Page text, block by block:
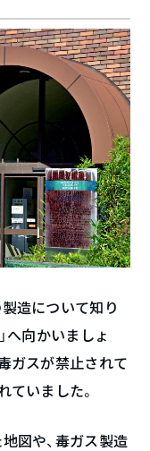
造について知り
へ向かいましょ
ガスが禁止されて
ていました。
図や、毒ガス製造